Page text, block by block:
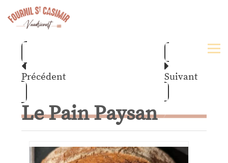
Précédent Suivant
Le Pain Paysan